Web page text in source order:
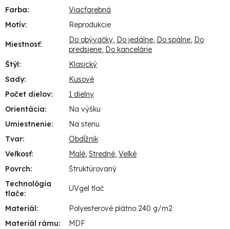
Farba:
Viacfarebná
Motív: Reprodukcie
Miestnosť: Do obývačky, Do jedálne, Do spálne, Do
predsiene, Do kancelárie
Štýl:
Klasický
Sady:
Kusové
Počet dielov:
1 dielny
Orientácia:
Na výšku
Umiestnenie:
Na stenu
Tvar:
Obdĺžnik
Veľkosť: Malé, Stredné, Veľké
Povrch:
Štruktúrovaný
Technológia
tlače:
UVgel tlač
Materiál:
Polyesterové plátno 240 g/m2
Materiál rámu: MDF